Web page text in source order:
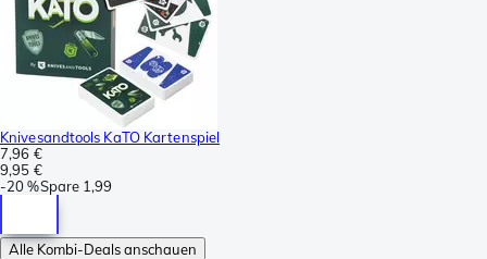
Knivesandtools KaTO Kartenspiel
7,96 €
9,95 €
-20 %Spare 1,99
Alle Kombi-Deals anschauen